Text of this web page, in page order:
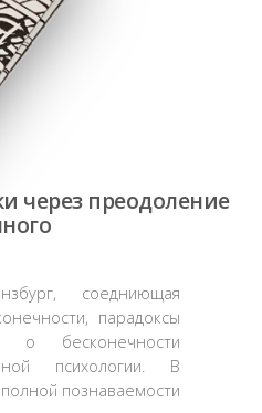
через преодоление
соедниющая
парадоксы
бесконечности
психологии. В
познаваемости